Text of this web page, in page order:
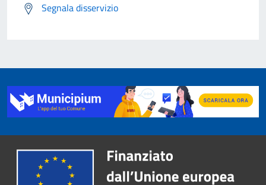
Segnala disservizio